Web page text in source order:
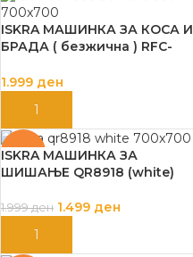
ISKRA МАШИНКА ЗА КОСА И
БРАДА ( безжична ) RFC-
1.999 ден
ДОДАЈ ВО КОШНИЦА
-25%
ISKRA МАШИНКА ЗА
ШИШАЊЕ QR8918 (white)
1.999ден 1.499 ден
ДОДАЈ ВО КОШНИЦА